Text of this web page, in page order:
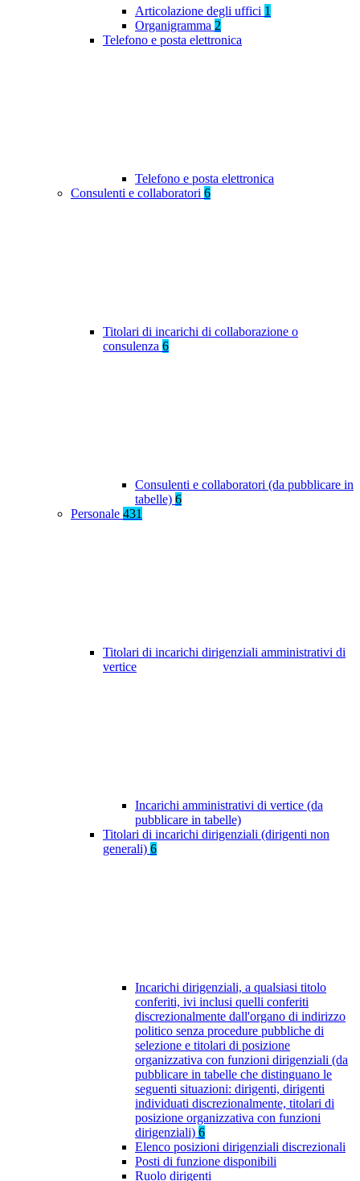
Articolazione degli uffici 1
Organigramma 2
Telefono e posta elettronica
Telefono e posta elettronica
Consulenti e collaboratori 6
Titolari di incarichi di collaborazione o
consulenza 6
Consulenti e collaboratori (da pubblicare in
tabelle) 6
Personale 431
Titolari di incarichi dirigenziali amministrativi di
vertice
Incarichi amministrativi di vertice (da
pubblicare in tabelle)
Titolari di incarichi dirigenziali (dirigenti non
generali) 6
Incarichi dirigenziali, a qualsiasi titolo
conferiti, ivi inclusi quelli conferiti
discrezionalmente dall'organo di indirizzo
politico senza procedure pubbliche di
selezione e titolari di posizione
organizzativa con funzioni dirigenziali (da
pubblicare in tabelle che distinguano le
seguenti situazioni: dirigenti, dirigenti
individuati discrezionalmente, titolari di
posizione organizzativa con funzioni
dirigenziali) 6
Elenco posizioni dirigenziali discrezionali
Posti di funzione disponibili
Ruolo dirigenti